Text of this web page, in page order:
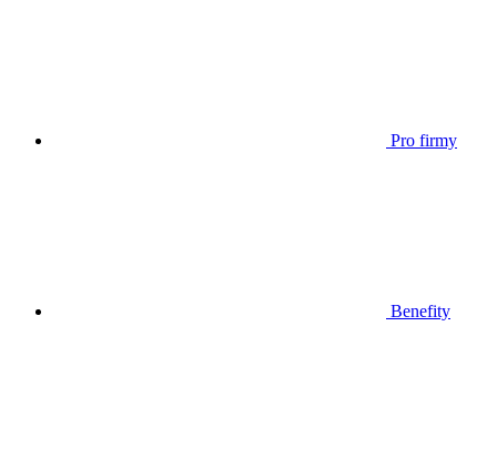
Pro firmy
Benefity